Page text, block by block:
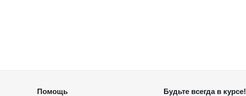
Помощь Будьте всегда в курсе!